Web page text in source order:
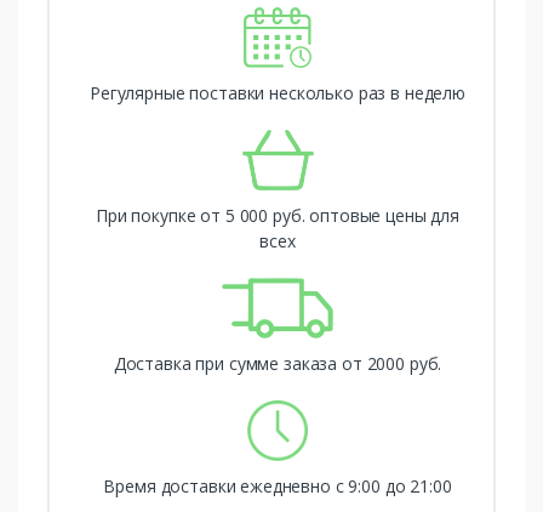
Регулярные поставки несколько раз в неделю
При покупке от 5 000 руб. оптовые цены для
всех
Доставка при сумме заказа от 2000 руб.
Время доставки ежедневно с 9:00 до 21:00